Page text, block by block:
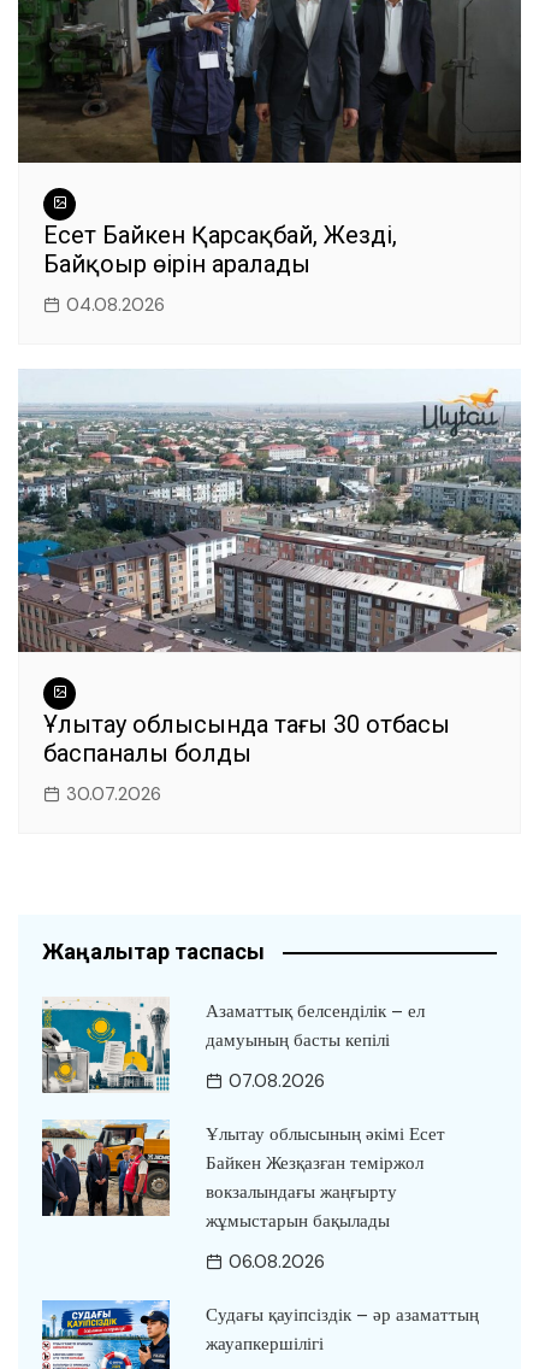
Есет Байкен Қарсақбай, Жезді,
Байқоңыр өңірін аралады
04.08.2026
Ұлытау облысында тағы 30 отбасы
баспаналы болды
30.07.2026
Жаңалықтар таспасы
Азаматтық белсенділік – ел
дамуының басты кепілі
07.08.2026
Ұлытау облысының әкімі Есет
Байкен Жезқазған теміржол
вокзалындағы жаңғырту
жұмыстарын бақылады
06.08.2026
Судағы қауіпсіздік – әр азаматтың
жауапкершілігі